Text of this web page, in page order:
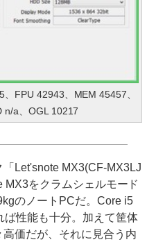
FPU 42943、MEM 45457、
n/a、OGL 10217
Let'snote MX3(CF-MX3LJ
をクラムシェルモード
のノートPCだ。Core i5
ば性能も十分。加えて筐体
価だが、それに見合う内